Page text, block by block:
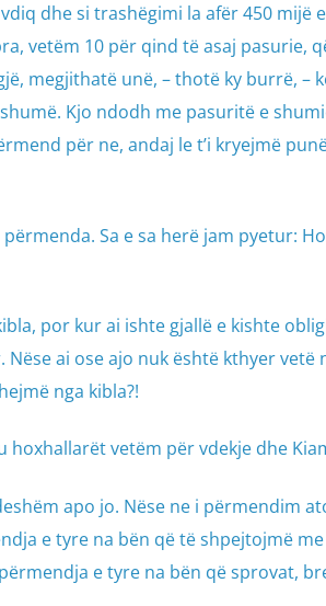
dhe si trashëgimi la afër 450 mijë
vetëm 10 për qind të asaj pasurie,
megjithatë unë, – thotë ky burrë, –
Kjo ndodh me pasuritë e
për ne, andaj le t’i kryejmë
Sa e sa herë jam pyetur:
por kur ai ishte gjallë e kishte
ai ose ajo nuk është kthyer vetë
nga kibla?!
vetëm për vdekje dhe
apo jo. Nëse ne i përmendim
e tyre na bën që të shpejtojmë
e tyre na bën që sprovat,